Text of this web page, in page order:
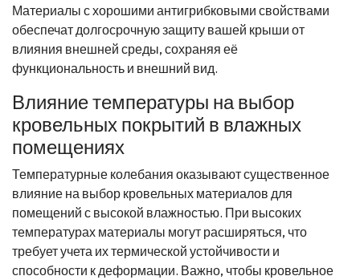
Материалы с хорошими антигрибковыми свойствами
обеспечат долгосрочную защиту вашей крыши от
влияния внешней среды, сохраняя её
функциональность и внешний вид.
Влияние температуры на выбор
кровельных покрытий в влажных
помещениях
Температурные колебания оказывают существенное
влияние на выбор кровельных материалов для
помещений с высокой влажностью. При высоких
температурах материалы могут расширяться, что
требует учета их термической устойчивости и
способности к деформации. Важно, чтобы кровельное